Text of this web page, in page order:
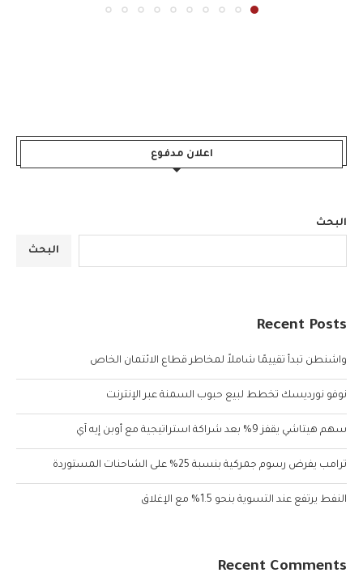
اعلان مدفوع
البحث
البحث
Recent Posts
واشنطن تبدأ تقييمًا شاملاً لمخاطر قطاع الائتمان الخاص
نوفو نورديسك تخطط لبيع حبوب السمنة عبر الإنترنت
سهم هيتاشي يقفز 9% بعد شراكة استراتيجية مع أوبن إيه آي
ترامب يفرض رسوم جمركية بنسبة 25% على الشاحنات المستوردة
النفط يرتفع عند التسوية بنحو 1.5% مع الإغلاق
Recent Comments